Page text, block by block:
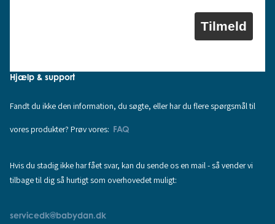
Tilmeld
Hjælp & support
Fandt du ikke den information, du søgte, eller har du flere spørgsmål til
vores produkter? Prøv vores: FAQ
Hvis du stadig ikke har fået svar, kan du sende os en mail - så vender vi
tilbage til dig så hurtigt som overhovedet muligt:
servicedk@babydan.dk